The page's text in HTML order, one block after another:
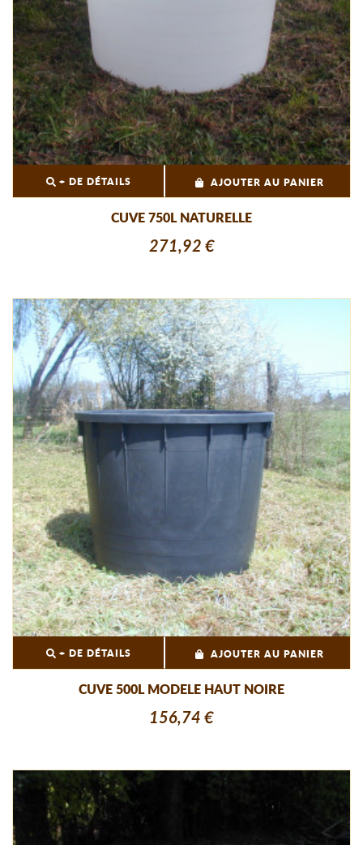
+ DE DÉTAILS AJOUTER AU PANIER
CUVE 750L NATURELLE
271,92 €
+ DE DÉTAILS AJOUTER AU PANIER
CUVE 500L MODELE HAUT NOIRE
156,74 €